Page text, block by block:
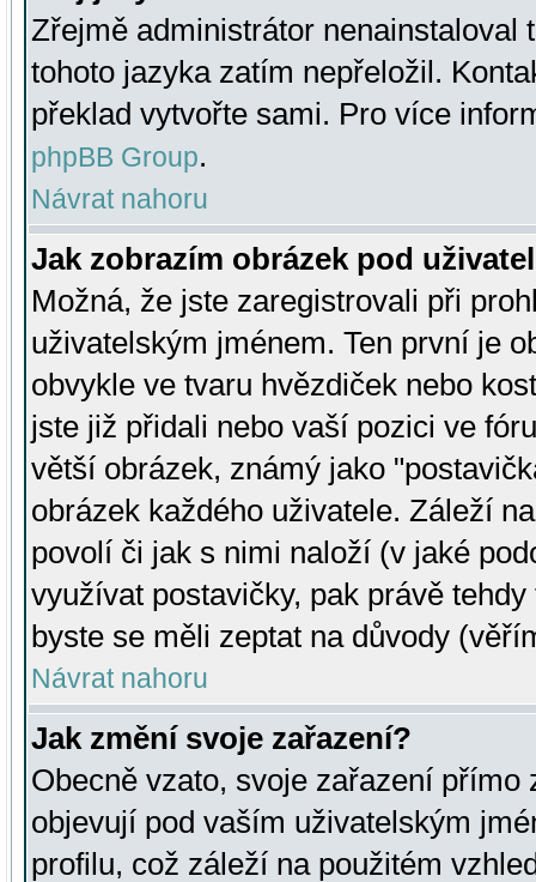
Zřejmě administrátor nenainstaloval
tohoto jazyka zatím nepřeložil.
překlad vytvořte sami. Pro více
phpBB Group.
Návrat nahoru
Jak zobrazím obrázek pod
Možná, že jste zaregistrovali při
uživatelským jménem. Ten první je
obvykle ve tvaru hvězdiček nebo
jste již přidali nebo vaší pozici ve
větší obrázek, známý jako
obrázek každého uživatele. Záleží
povolí či jak s nimi naloží (v jaké
využívat postavičky, pak právě
byste se měli zeptat na důvody
Návrat nahoru
Jak změní svoje zařazení?
Obecně vzato, svoje zařazení přímo
objevují pod vaším uživatelským
profilu, což záleží na použitém